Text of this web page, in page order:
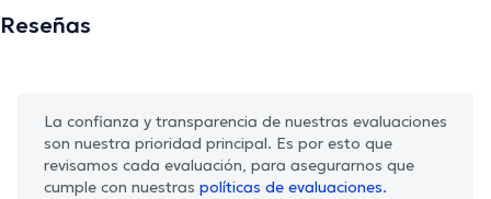
Reseñas
La confianza y transparencia de nuestras evaluaciones
son nuestra prioridad principal. Es por esto que
revisamos cada evaluación, para asegurarnos que
cumple con nuestras políticas de evaluaciones.